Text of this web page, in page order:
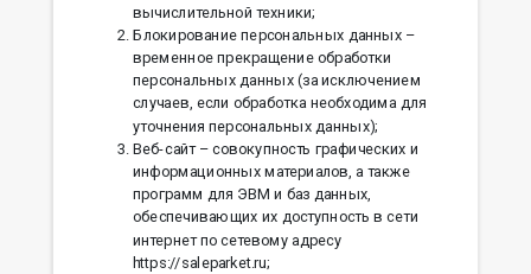
вычислительной техники;
Блокирование персональных данных –
временное прекращение обработки
персональных данных (за исключением
случаев, если обработка необходима для
уточнения персональных данных);
Веб-сайт – совокупность графических и
информационных материалов, а также
программ для ЭВМ и баз данных,
обеспечивающих их доступность в сети
интернет по сетевому адресу
https://saleparket.ru;